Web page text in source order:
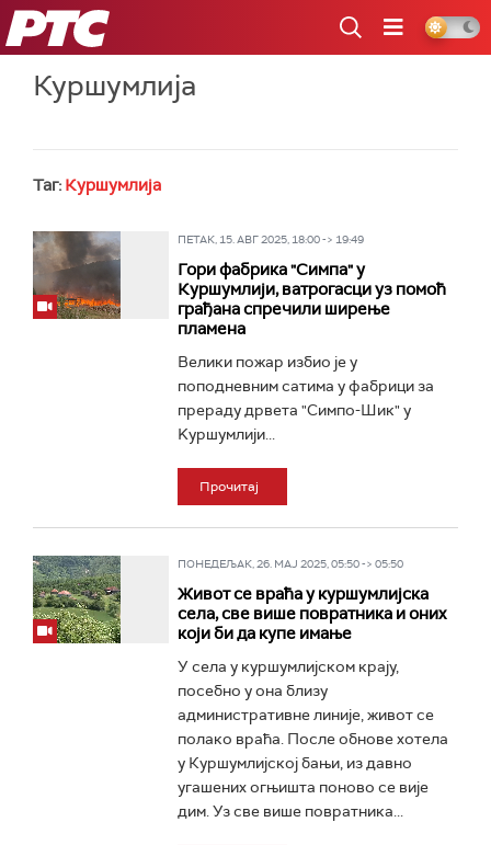
РТС
Куршумлија
Таг: Куршумлија
ПЕТАК, 15. АВГ 2025, 18:00 -> 19:49
Гори фабрика "Симпа" у
Куршумлији, ватрогасци уз помоћ
грађана спречили ширење
пламена
Велики пожар избио је у
поподневним сатима у фабрици за
прераду дрвета "Симпо-Шик" у
Kуршумлији...
Прочитај
ПОНЕДЕЉАК, 26. МАЈ 2025, 05:50 -> 05:50
Живот се враћа у куршумлијска
села, све више повратника и оних
који би да купе имање
У села у куршумлијском крају,
посебно у она близу
административне линије, живот се
полако враћа. После обнове хотела
у Куршумлијској бањи, из давно
угашених огњишта поново се вије
дим. Уз све више повратника...